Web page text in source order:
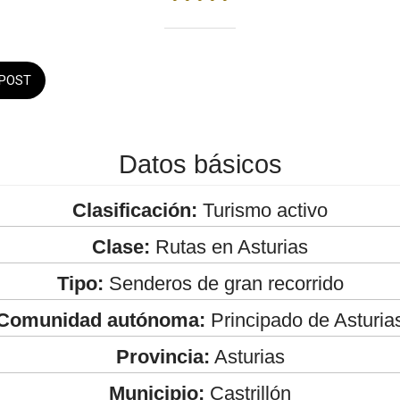
Datos básicos
Clasificación: Turismo activo
Clase: Rutas en Asturias
Tipo: Senderos de gran recorrido
autónoma: Principado de
Provincia: Asturias
Municipio: Castrillón